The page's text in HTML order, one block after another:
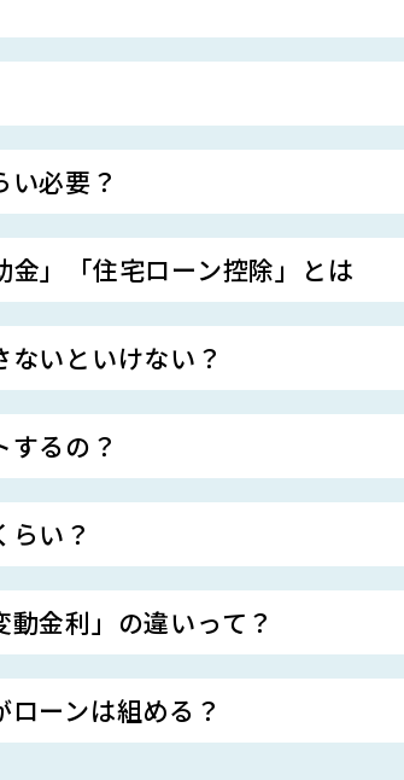
必要？
」「住宅ローン控除」とは
いといけない？
るの？
い？
金利」の違いって？
ーンは組める？